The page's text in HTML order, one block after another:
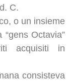
C.
o un insieme
Octavia”
acquisiti in
consisteva